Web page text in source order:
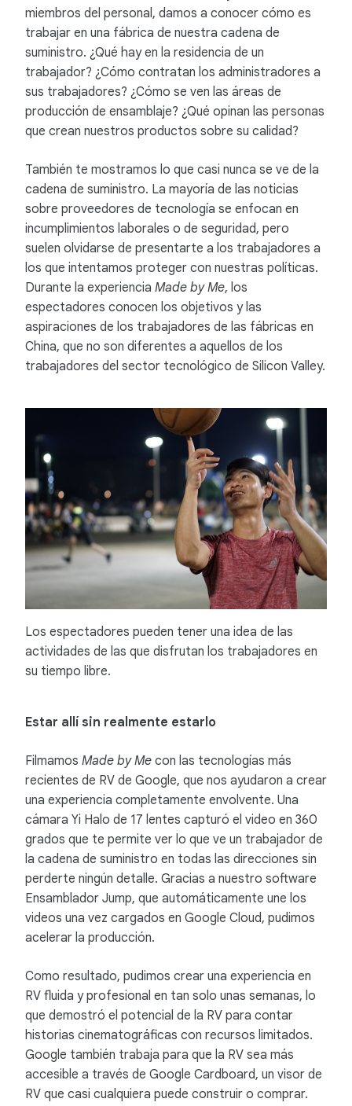
miembros del personal, damos a conocer cómo es
trabajar en una fábrica de nuestra cadena de
suministro. ¿Qué hay en la residencia de un
trabajador? ¿Cómo contratan los administradores a
sus trabajadores? ¿Cómo se ven las áreas de
producción de ensamblaje? ¿Qué opinan las personas
que crean nuestros productos sobre su calidad?
También te mostramos lo que casi nunca se ve de la
cadena de suministro. La mayoría de las noticias
sobre proveedores de tecnología se enfocan en
incumplimientos laborales o de seguridad, pero
suelen olvidarse de presentarte a los trabajadores a
los que intentamos proteger con nuestras políticas.
Durante la experiencia Made by Me, los
espectadores conocen los objetivos y las
aspiraciones de los trabajadores de las fábricas en
China, que no son diferentes a aquellos de los
trabajadores del sector tecnológico de Silicon Valley.
Los espectadores pueden tener una idea de las
actividades de las que disfrutan los trabajadores en
su tiempo libre.
Estar allí sin realmente estarlo
Filmamos Made by Me con las tecnologías más
recientes de RV de Google, que nos ayudaron a crear
una experiencia completamente envolvente. Una
cámara Yi Halo de 17 lentes capturó el video en 360
grados que te permite ver lo que ve un trabajador de
la cadena de suministro en todas las direcciones sin
perderte ningún detalle. Gracias a nuestro software
Ensamblador Jump, que automáticamente une los
videos una vez cargados en Google Cloud, pudimos
acelerar la producción.
Como resultado, pudimos crear una experiencia en
RV fluida y profesional en tan solo unas semanas, lo
que demostró el potencial de la RV para contar
historias cinematográficas con recursos limitados.
Google también trabaja para que la RV sea más
accesible a través de Google Cardboard, un visor de
RV que casi cualquiera puede construir o comprar.